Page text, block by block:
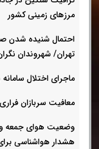
مرزهای زمینی کشور
احتمال شنیده شدن
تهران/ شهروندان
ماجرای اختلال
معافیت سربازان
هشدار هواشناسی